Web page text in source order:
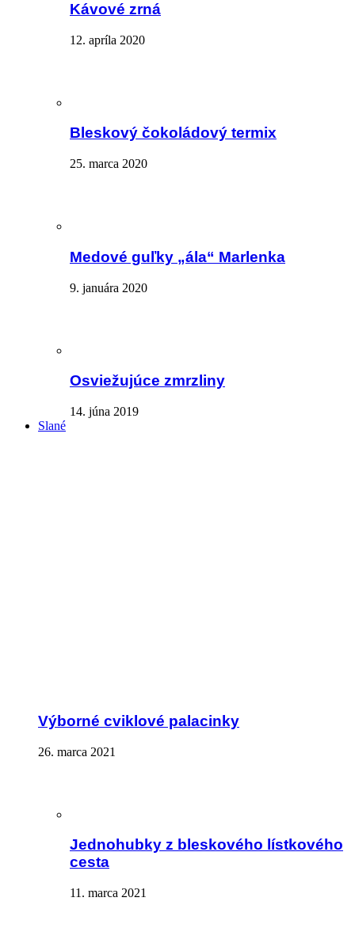
Kávové zrná
12. apríla 2020
Bleskový čokoládový termix
25. marca 2020
Medové guľky „ála“ Marlenka
9. januára 2020
Osviežujúce zmrzliny
14. júna 2019
Slané
Výborné cviklové palacinky
26. marca 2021
Jednohubky z bleskového lístkového
cesta
11. marca 2021